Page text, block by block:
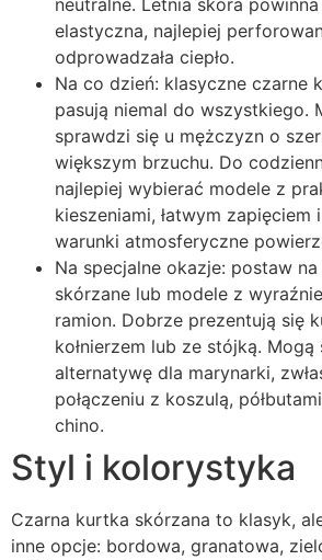
neutralne. Letnia skóra
elastyczna, najlepiej
odprowadzała ciepło.
Na co dzień: klasyczne czarne
pasują niemal do wszystkiego.
sprawdzi się u mężczyzn o
większym brzuchu. Do
najlepiej wybierać modele z
kieszeniami, łatwym zapięciem
warunki atmosferyczne
Na specjalne okazje: postaw
skórzane lub modele z
ramion. Dobrze prezentują się
kołnierzem lub ze stójką. Mogą
alternatywę dla marynarki,
połączeniu z koszulą,
chino.
Styl i kolorystyka
Czarna kurtka skórzana to klasyk,
inne opcje: bordowa, granatowa,